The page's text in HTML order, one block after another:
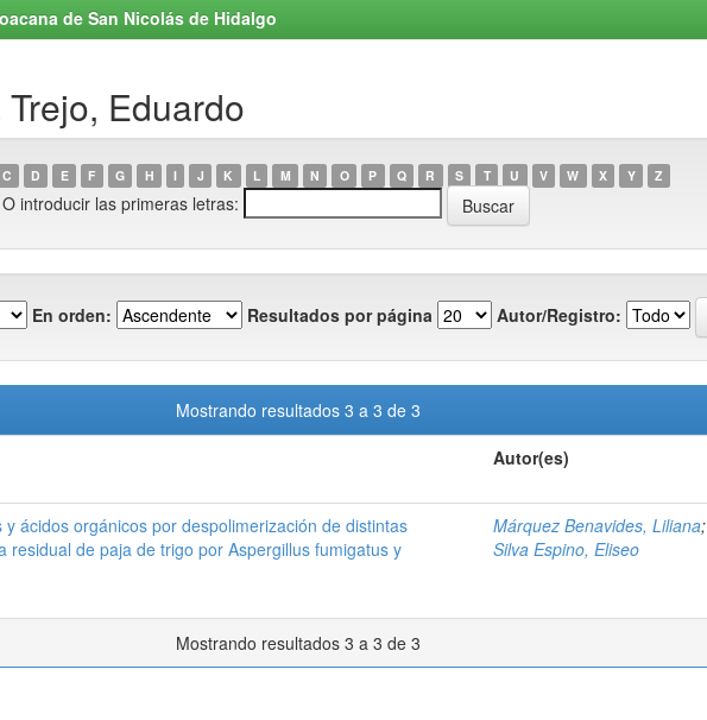
de San Nicolás de Hidalgo
Eduardo
C D E F G H I J K L M N O P Q R S T U V W X Y Z
O introducir las primeras letras:
En orden: Resultados por página Autor/Registro:
Mostrando resultados 3 a 3 de 3
Autor(es)
ácidos orgánicos por despolimerización de distintas
residual de paja de trigo por Aspergillus fumigatus y
Márquez Benavides, Liliana;
Silva Espino, Eliseo
Mostrando resultados 3 a 3 de 3